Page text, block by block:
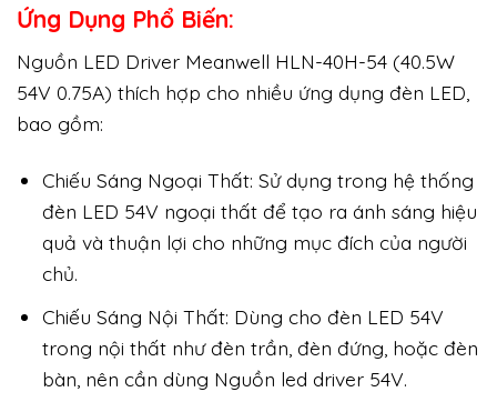
Ứng Dụng Phổ Biến:
Nguồn LED Driver Meanwell HLN-40H-54 (40.5W
54V 0.75A) thích hợp cho nhiều ứng dụng đèn LED,
bao gồm:
Chiếu Sáng Ngoại Thất: Sử dụng trong hệ thống
đèn LED 54V ngoại thất để tạo ra ánh sáng hiệu
quả và thuận lợi cho những mục đích của người
chủ.
Chiếu Sáng Nội Thất: Dùng cho đèn LED 54V
trong nội thất như đèn trần, đèn đứng, hoặc đèn
bàn, nên cần dùng Nguồn led driver 54V.